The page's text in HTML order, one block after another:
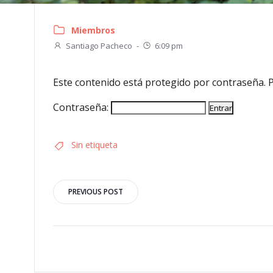
Miembros
Santiago Pacheco - 6:09 pm
Este contenido está protegido por contraseña.
Contraseña:
Sin etiqueta
Navegación
por
PREVIOUS POST